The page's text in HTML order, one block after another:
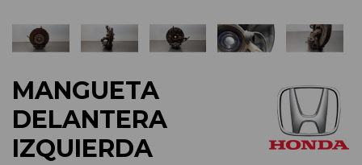
MANGUETA
DELANTERA
IZQUIERDA